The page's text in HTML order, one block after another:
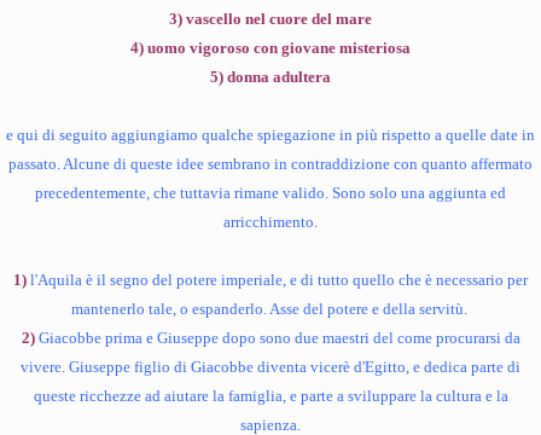
3) vascello nel cuore del mare
4) uomo vigoroso con giovane misteriosa
5) donna adultera
e qui di seguito aggiungiamo qualche spiegazione in più rispetto a quelle date in
passato. Alcune di queste idee sembrano in contraddizione con quanto affermato
precedentemente, che tuttavia rimane valido. Sono solo una aggiunta ed
arricchimento.
1) l'Aquila è il segno del potere imperiale, e di tutto quello che è necessario per
mantenerlo tale, o espanderlo. Asse del potere e della servitù.
2)Giacobbe prima e Giuseppe dopo sono due maestri del come procurarsi da
vivere. Giuseppe figlio di Giacobbe diventa vicerè d'Egitto, e dedica parte di
queste ricchezze ad aiutare la famiglia, e parte a sviluppare la cultura e la
sapienza.